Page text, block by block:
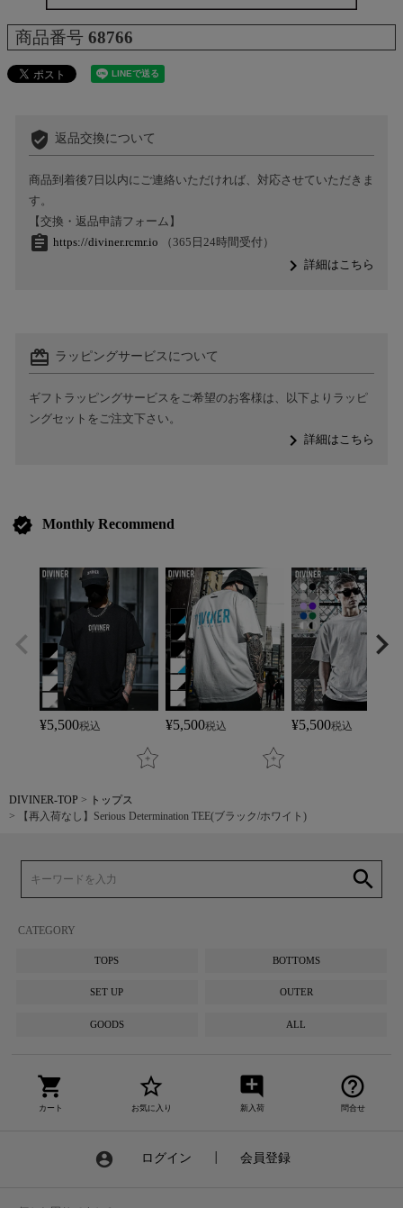
商品番号 68766
verified_user 返品交換について
商品到着後7日以内にご連絡いただければ、対応させていただきま
す。
【交換・返品申請フォーム】
assignment https://diviner.rcmr.io （365日24時間受付）
navigate_next詳細はこちら
card_giftcard ラッピングサービスについて
ギフトラッピングサービスをご希望のお客様は、以下よりラッピ
ングセットをご注文下さい。
navigate_next詳細はこちら
verified Monthly Recommend
¥5,500税込 ¥5,500税込 ¥5,500税込
DIVINER-TOP
トップス
【再入荷なし】Serious Determination TEE(ブラック/ホワイト)
search
CATEGORY
TOPS BOTTOMS
SET UP OUTER
GOODS ALL
shopping_cart
カート
star_border
お気に入り
add_comment
新入荷
help_outline
問合せ
account_circle ログイン 会員登録